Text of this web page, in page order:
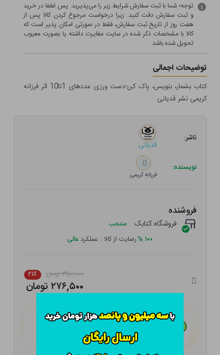
توجه؛ شما با ثبت سفارش شرایط زیر را می‌پذیرید. پس لطفا در خرید
و ثبت سفارش دقت کنید. زیرا درخواست مرجوع کردن کالا پس از
هفت روز از تاریخ ثبت سفارش، فقط در صورتی امکان پذیر است که
کالا با مشخصات ذکر شده در سایت مغایرت داشته یا بصورت معيوب
تحویل شده باشد.
توضیحات اجمالی
کتاب بشمار، بنویس، پاک کن-دست ورزی عددهای 1تا10 اثر فرزانه
کریمی نشر قدیانی
ناشر:
قدیانی
نویسنده:
فرزانه کریمی
فروشنده
فروشگاه کتابک منتخب
۱۰۰ %رضایت از کالا | عملکرد عالی
۳۵۰,۰۰۰ تومان ۲۱٪
۲۷۶,۵۰۰ تومان
هـر قسط با تــرب‌پــی:۶۹,۱۲۵ تومان